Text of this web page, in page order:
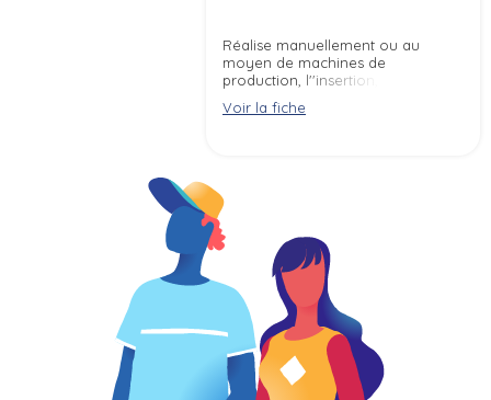
Réalise manuellement ou au
moyen de machines de
production, l''insertion, la pose
électroniques et électriques sur
Voir la fiche